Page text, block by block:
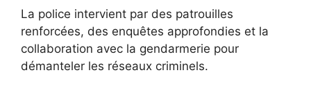
La police intervient par des patrouilles
renforcées, des enquêtes approfondies et la
collaboration avec la gendarmerie pour
démanteler les réseaux criminels.